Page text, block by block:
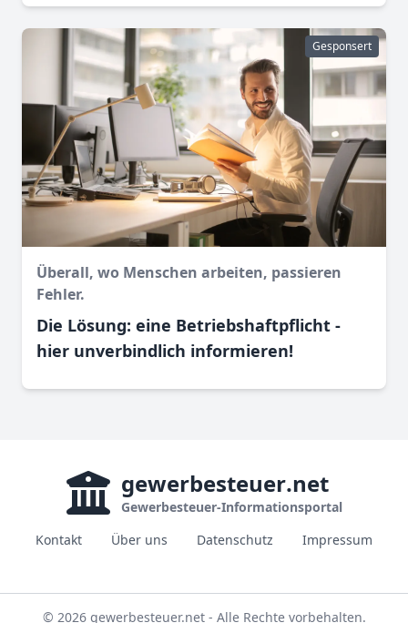
Gesponsert
Überall, wo Menschen arbeiten, passieren
Fehler.
Die Lösung: eine Betriebshaftpflicht -
hier unverbindlich informieren!
gewerbesteuer.net
Gewerbesteuer-Informationsportal
Kontakt
Über uns Datenschutz Impressum
© 2026 gewerbesteuer.net - Alle Rechte vorbehalten.